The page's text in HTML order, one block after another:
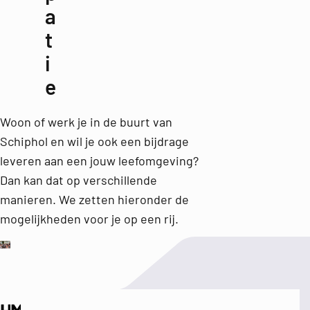
a
t
i
e
Woon of werk je in de buurt van
Schiphol en wil je ook een bijdrage
leveren aan een jouw leefomgeving?
Dan kan dat op verschillende
manieren. We zetten hieronder de
mogelijkheden voor je op een rij.